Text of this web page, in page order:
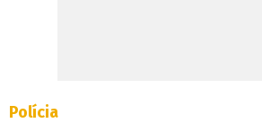
Polícia